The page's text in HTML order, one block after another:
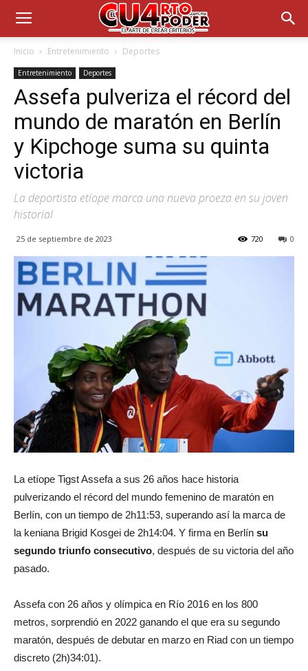
Inicio Entretenimiento Deportes
Entretenimiento Deportes
Assefa pulveriza el récord del
mundo de maratón en Berlín
y Kipchoge suma su quinta
victoria
La deportista etíope marca una nueva proeza en su joven
historial
25 de septiembre de 2023 0
720
La etíope Tigst Assefa a sus 26 años hace historia
pulverizando el récord del mundo femenino de maratón en
Berlín, con un tiempo de 2h11:53, superando así la marca de
la keniana Brigid Kosgei de 2h14:04. Y firma en Berlín su
segundo triunfo consecutivo, después de su victoria del año
pasado.
Assefa con 26 años y olímpica en Río 2016 en los 800
metros, sorprendió en 2022 ganando el que era su segundo
maratón, después de debutar en marzo en Riad con un tiempo
discreto (2h)34:01).